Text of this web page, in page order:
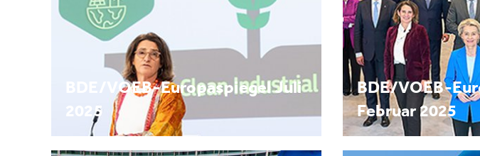
BDE/VOEB-Europaspiegel Juli
2025
BDE/VOEB-
Februar 2025